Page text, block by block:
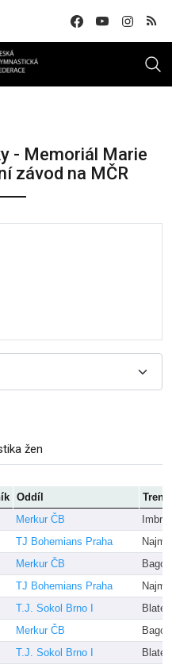
- Memoriál Marie
závod na MČR
žen
Oddíl
Merkur ČB
TJ Bohemians Praha
Merkur ČB
TJ Bohemians Praha
T.J. Sokol Brno I
Merkur ČB
T.J. Sokol Brno I